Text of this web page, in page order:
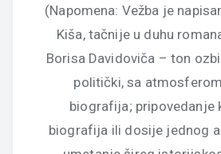
(Napomena: Vežba je
Kiša, tačnije u duhu
Borisa Davidoviča – ton
politički, sa
biografija; pripovedanje
biografija ili dosije jednog